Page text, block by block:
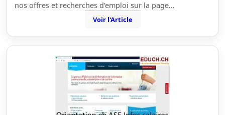
nos offres et recherches d’emploi sur la page…
Voir l'Article